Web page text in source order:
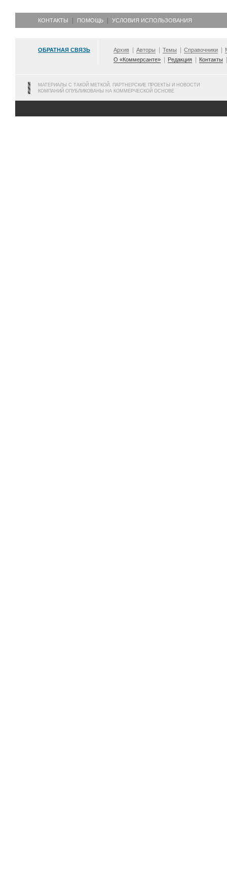
КОНТАКТЫ ПОМОЩЬ УСЛОВИЯ ИСПОЛЬЗОВАНИЯ
ОБРАТНАЯ СВЯЗЬ Архив Авторы Темы Справочники
О «Коммерсанте»
Редакция Контакты
МАТЕРИАЛЫ С ТАКОЙ МЕТКОЙ, ПАРТНЕРСКИЕ ПРОЕКТЫ И НОВОСТИ
КОМПАНИЙ ОПУБЛИКОВАНЫ НА КОММЕРЧЕСКОЙ ОСНОВЕ